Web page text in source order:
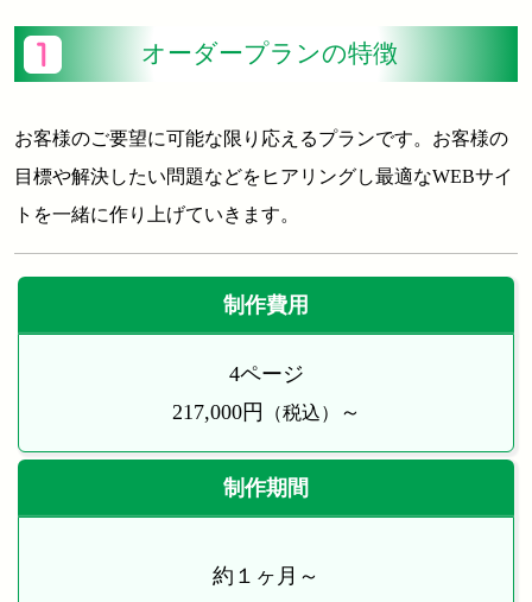
オーダープランの特徴
お客様のご要望に可能な限り応えるプランです。お客様の
目標や解決したい問題などをヒアリングし最適なWEBサイ
トを一緒に作り上げていきます。
制作費用
4ページ
217,000円 （税込） ～
制作期間
約１ヶ月～